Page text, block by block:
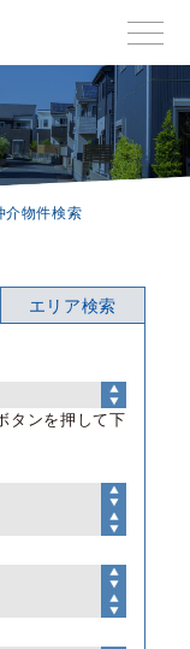
介物件検索
タンを押して下
エリア検索